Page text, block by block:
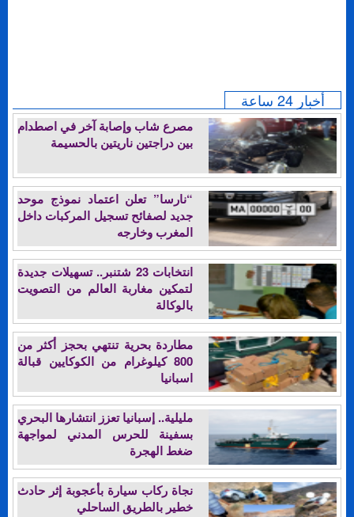
أخبار 24 ساعة
مصرع شاب وإصابة آخر في اصطدام
بين دراجتين ناريتين بالحسيمة
“نارسا” تعلن اعتماد نموذج موحد
جديد لصفائح تسجيل المركبات داخل
المغرب وخارجه
انتخابات 23 شتنبر.. تسهيلات جديدة
لتمكين مغاربة العالم من التصويت
بالوكالة
مطاردة بحرية تنتهي بحجز أكثر من
800 كيلوغرام من الكوكايين قبالة
اسبانيا
مليلية.. إسبانيا تعزز انتشارها البحري
بسفينة للحرس المدني لمواجهة
ضغط الهجرة
نجاة ركاب سيارة بأعجوبة إثر حادث
خطير بالطريق الساحلي